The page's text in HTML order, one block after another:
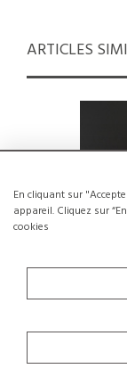
En cliquant sur
appareil. Cliquez sur
cookies
ARTICLES